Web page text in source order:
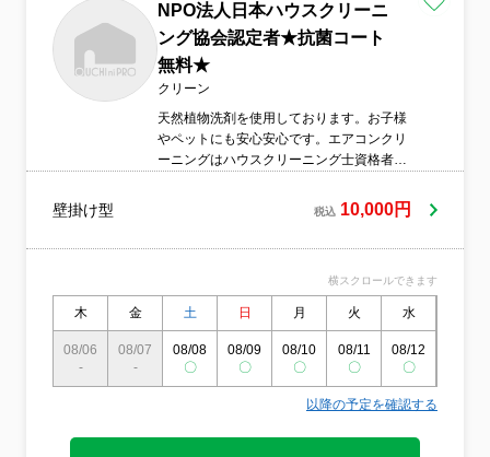
NPO法人日本ハウスクリーニ
ング協会認定者★抗菌コート
無料★
クリーン
天然植物洗剤を使用しております。お子様
やペットにも安心安心です。エアコンクリ
ーニングはハウスクリーニング士資格者に
えるように頑張っています。他者ではアル
カリ強の洗剤を使っている所もありますが
壁掛け型 税込 10,000円
横スクロールできます
木 金 土 日 月 火 水
08/06
-
08/07
-
08/08
〇
08/09
〇
08/10
〇
08/11
〇
08/12
〇
以降の予定を確認する